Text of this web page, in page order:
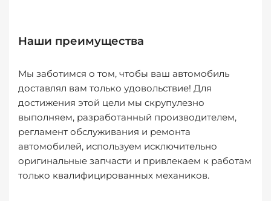
Наши преимущества
Мы заботимся о том, чтобы ваш автомобиль
доставлял вам только удовольствие! Для
достижения этой цели мы скрупулезно
выполняем, разработанный производителем,
регламент обслуживания и ремонта
автомобилей, используем исключительно
оригинальные запчасти и привлекаем к работам
только квалифицированных механиков.